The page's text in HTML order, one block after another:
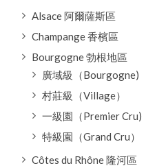
Alsace 阿爾薩斯區
Champange 香檳區
Bourgogne 勃根地區
廣域級（Bourgogne)
村莊級（Village）
一級園（Premier Cru)
特級園（Grand Cru）
Côtes du Rhône 隆河區